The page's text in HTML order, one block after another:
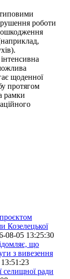
роботи
щоденної
протягом
рамки
Козелецької
08-05 13:25:30
що
з вивезення
селищної ради